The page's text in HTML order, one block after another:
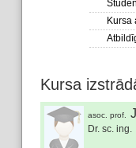
Kursa
Kursa
asoc. prof.
Dr. sc. ing.